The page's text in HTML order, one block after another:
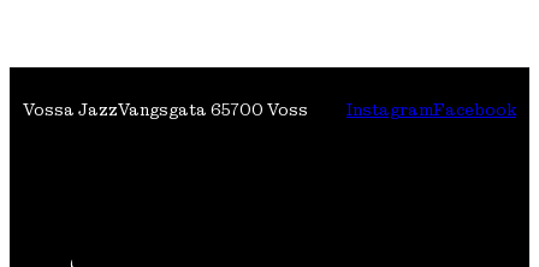
Vossa JazzVangsgata 65700 Voss InstagramFacebook